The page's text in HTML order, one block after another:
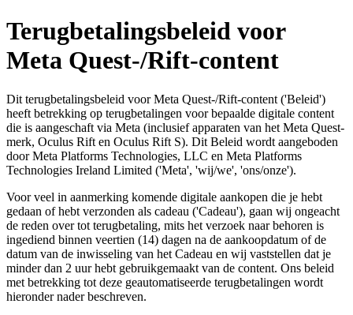
Terugbetalingsbeleid voor
Meta Quest-/Rift-content
Dit terugbetalingsbeleid voor Meta Quest-/Rift-content ('Beleid')
heeft betrekking op terugbetalingen voor bepaalde digitale content
die is aangeschaft via Meta (inclusief apparaten van het Meta Quest-
merk, Oculus Rift en Oculus Rift S). Dit Beleid wordt aangeboden
door Meta Platforms Technologies, LLC en Meta Platforms
Technologies Ireland Limited ('Meta', 'wij/we', 'ons/onze').
Voor veel in aanmerking komende digitale aankopen die je hebt
gedaan of hebt verzonden als cadeau ('Cadeau'), gaan wij ongeacht
de reden over tot terugbetaling, mits het verzoek naar behoren is
ingediend binnen veertien (14) dagen na de aankoopdatum of de
datum van de inwisseling van het Cadeau en wij vaststellen dat je
minder dan 2 uur hebt gebruikgemaakt van de content. Ons beleid
met betrekking tot deze geautomatiseerde terugbetalingen wordt
hieronder nader beschreven.